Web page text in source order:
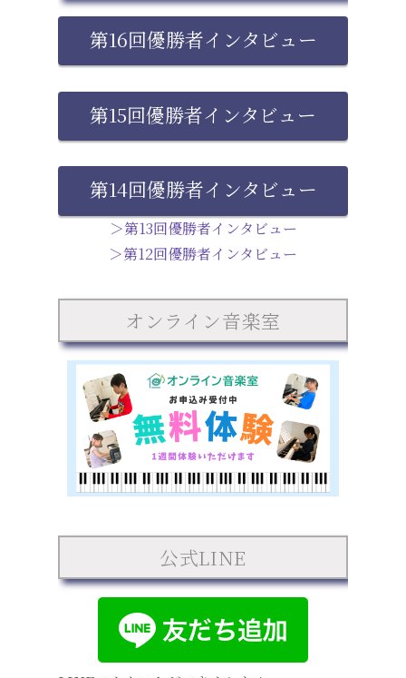
第16回優勝者インタビュー
第15回優勝者インタビュー
第14回優勝者インタビュー
＞第13回優勝者インタビュー
＞第12回優勝者インタビュー
オンライン音楽室
公式LINE